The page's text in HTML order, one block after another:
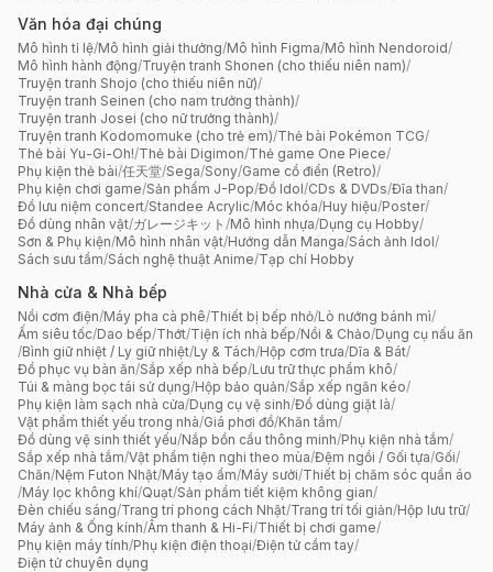
Văn hóa đại chúng
Mô hình tỉ lệ/Mô hình giải thưởng/Mô hình Figma/Mô hình Nendoroid/
Mô hình hành động/Truyện tranh Shonen (cho thiếu niên nam)/
Truyện tranh Shojo (cho thiếu niên nữ)/
Truyện tranh Seinen (cho nam trưởng thành)/
Truyện tranh Josei (cho nữ trưởng thành)/
Truyện tranh Kodomomuke (cho trẻ em)/Thẻ bài Pokémon TCG/
Thẻ bài Yu-Gi-Oh!/Thẻ bài Digimon/Thẻ game One Piece/
Phụ kiện thẻ bài/任天堂/Sega/Sony/Game cổ điển (Retro)/
Phụ kiện chơi game/Sản phẩm J-Pop/Đồ Idol/CDs & DVDs/Đĩa than/
Đồ lưu niệm concert/Standee Acrylic/Móc khóa/Huy hiệu/Poster/
Đồ dùng nhân vật/ガレージキット /Mô hình nhựa/Dụng cụ Hobby/
Sơn & Phụ kiện/Mô hình nhân vật/Hướng dẫn Manga/Sách ảnh Idol/
Sách sưu tầm/Sách nghệ thuật Anime/Tạp chí Hobby
Nhà cửa & Nhà bếp
Nồi cơm điện/Máy pha cà phê/Thiết bị bếp nhỏ/Lò nướng bánh mì/
Ấm siêu tốc/Dao bếp/Thớt/Tiện ích nhà bếp/Nồi & Chảo/Dụng cụ nấu ăn
/Bình giữ nhiệt / Ly giữ nhiệt/Ly & Tách/Hộp cơm trưa/Dĩa & Bát/
Đồ phục vụ bàn ăn/Sắp xếp nhà bếp/Lưu trữ thực phẩm khô/
Túi & màng bọc tái sử dụng/Hộp bảo quản/Sắp xếp ngăn kéo/
Phụ kiện làm sạch nhà cửa/Dụng cụ vệ sinh/Đồ dùng giặt là/
Vật phẩm thiết yếu trong nhà/Giá phơi đồ/Khăn tắm/
Đồ dùng vệ sinh thiết yếu/Nắp bồn cầu thông minh/Phụ kiện nhà tắm/
Sắp xếp nhà tắm/Vật phẩm tiện nghi theo mùa/Đệm ngồi / Gối tựa/Gối/
Chăn/Nệm Futon Nhật/Máy tạo ẩm/Máy sưởi/Thiết bị chăm sóc quần áo
/Máy lọc không khí/Quạt/Sản phẩm tiết kiệm không gian/
Đèn chiếu sáng/Trang trí phong cách Nhật/Trang trí tối giản/Hộp lưu trữ/
Máy ảnh & Ống kính/Âm thanh & Hi-Fi/Thiết bị chơi game/
Phụ kiện máy tính/Phụ kiện điện thoại/Điện tử cầm tay/
Điện tử chuyên dụng